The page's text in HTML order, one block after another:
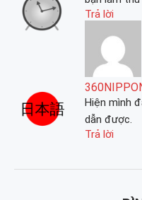
Trả lời
Hiện mình
dẫn được.
Trả lời